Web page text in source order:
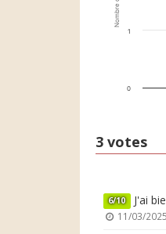
0
1
3 votes
6/10 J'ai
11/03/